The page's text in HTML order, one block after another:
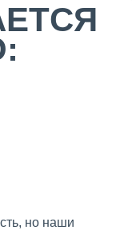
но наши